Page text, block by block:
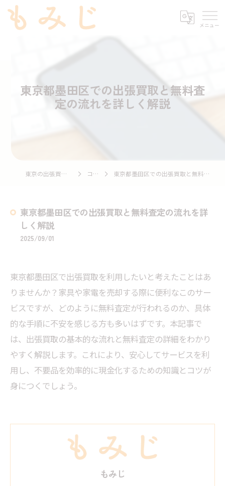
東京都墨田区での出張買取と無料査
定の流れを詳しく解説
東京の出張買取ならもみじ コラム 東京都墨田区での出張買取と無料査定の流れを詳しく解説
東京都墨田区での出張買取と無料査定の流れを詳
しく解説
2025/09/01
東京都墨田区で出張買取を利用したいと考えたことはあ
りませんか？家具や家電を売却する際に便利なこのサー
ビスですが、どのように無料査定が行われるのか、具体
的な手順に不安を感じる方も多いはずです。本記事で
は、出張買取の基本的な流れと無料査定の詳細をわかり
やすく解説します。これにより、安心してサービスを利
用し、不要品を効率的に現金化するための知識とコツが
身につくでしょう。
もみじ